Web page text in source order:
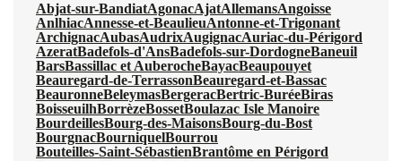
Abjat-sur-BandiatAgonacAjatAllemansAngoisse
AnlhiacAnnesse-et-BeaulieuAntonne-et-Trigonant
ArchignacAubasAudrixAugignacAuriac-du-Périgord
AzeratBadefols-d'AnsBadefols-sur-DordogneBaneuil
BarsBassillac et AuberocheBayacBeaupouyet
Beauregard-de-TerrassonBeauregard-et-Bassac
BeauronneBeleymasBergeracBertric-BuréeBiras
BoisseuilhBorrèzeBossetBoulazac Isle Manoire
BourdeillesBourg-des-MaisonsBourg-du-Bost
BourgnacBourniquelBourrou
Bouteilles-Saint-SébastienBrantôme en Périgord